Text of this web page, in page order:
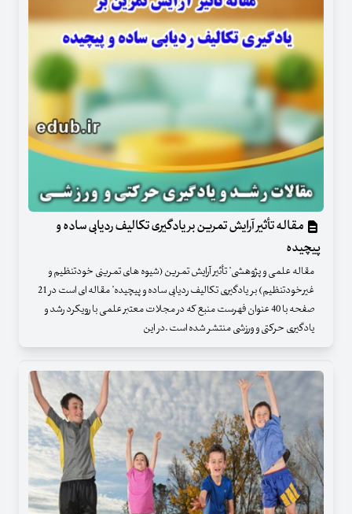
مقاله تأثیر آرایش تمرین بر یادگیری تکالیف ردیابی ساده و
پیچیده
مقاله علمی و پژوهشی" تأثیر آرایش تمرین (شیوه های تمرینی خودتنظیم و
غیرخودتنظیم) بر یادگیری تکالیف ردیابی ساده و پیچیده" مقاله ای است در 21
صفحه با 40 عنوان فهرست منبع که در مجلات معتبر علمی با رویکرد رشد و
یادگیری حرکتی و ورزشی منتشر شده است .در این